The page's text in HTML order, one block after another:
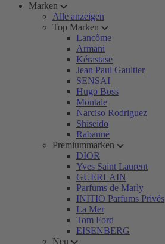
Marken
Alle anzeigen
Top Marken
Lancôme
Armani
Kérastase
Jean Paul Gaultier
SENSAI
Hugo Boss
Montale
Narciso Rodriguez
Shiseido
Rabanne
Premiummarken
DIOR
Yves Saint Laurent
GUERLAIN
Parfums de Marly
INITIO Parfums Privés
La Mer
Tom Ford
EISENBERG
Neu